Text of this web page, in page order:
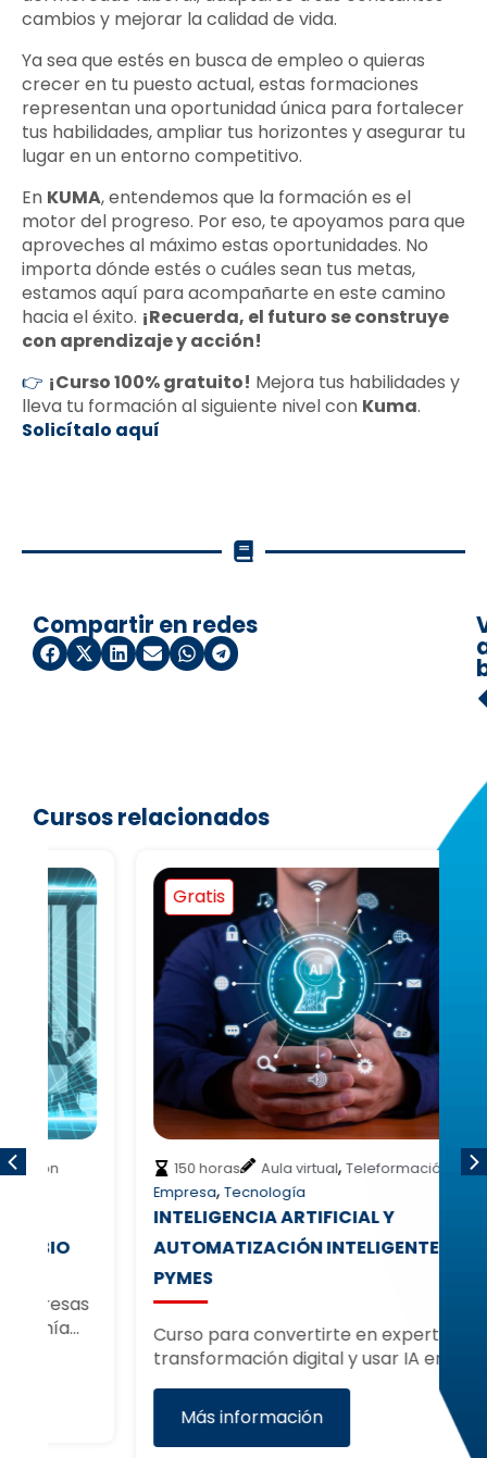
cambios y mejorar la calidad de vida.
Ya sea que estés en busca de empleo o quieras
crecer en tu puesto actual, estas formaciones
representan una oportunidad única para fortalecer
tus habilidades, ampliar tus horizontes y asegurar tu
lugar en un entorno competitivo.
En KUMA, entendemos que la formación es el
motor del progreso. Por eso, te apoyamos para que
aproveches al máximo estas oportunidades. No
importa dónde estés o cuáles sean tus metas,
estamos aquí para acompañarte en este camino
hacia el éxito. ¡Recuerda, el futuro se construye
con aprendizaje y acción!
👉 ¡Curso 100% gratuito! Mejora tus habilidades y
lleva tu formación al siguiente nivel con Kuma.
Solicítalo aquí
Compartir en redes
Cursos relacionados
Gratis
150 horas Aula virtual , Teleformación
Tecnología
INTELIGENCIA ARTIFICIAL Y
AUTOMATIZACIÓN INTELIGENTE EN
Curso para convertirte en experto en
transformación digital y usar IA en…
Más información